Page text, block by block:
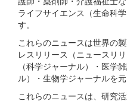
ライフサイエンス（生命科
す。
これらのニュースは世界の
レスリリース（ニュースリ
（科学ジャーナル）・医学
ル）・生物学ジャーナルを
これらのニュースは、研究